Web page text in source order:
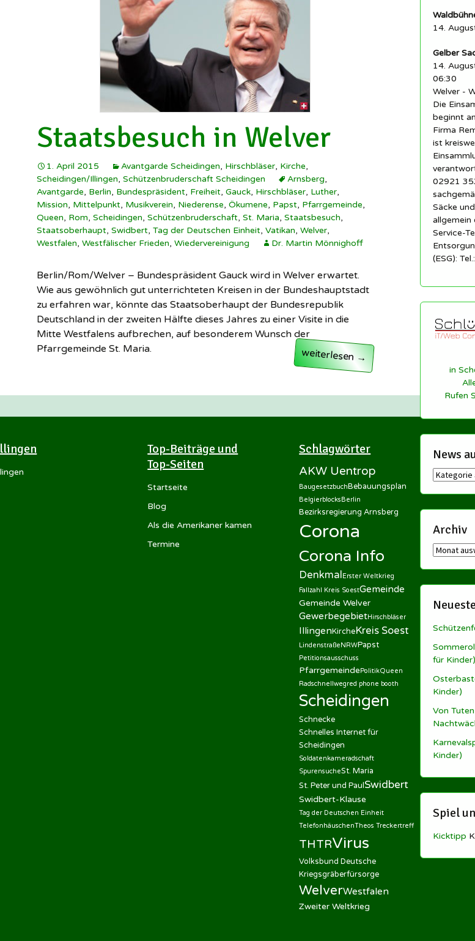
Staatsbesuch in Welver
1. April 2015 Avantgarde Scheidingen, Hirschbläser, Kirche,
Scheidingen/Illingen, Schützenbruderschaft Scheidingen Arnsberg,
Avantgarde, Berlin, Bundespräsident, Freiheit, Gauck, Hirschbläser, Luther,
Mission, Mittelpunkt, Musikverein, Niederense, Ökumene, Papst, Pfarrgemeinde,
Queen, Rom, Scheidingen, Schützenbruderschaft, St. Maria, Staatsbesuch,
Staatsoberhaupt, Swidbert, Tag der Deutschen Einheit, Vatikan, Welver,
Westfalen, Westfälischer Frieden, Wiedervereinigung Dr. Martin Mönnighoff
Berlin/Rom/Welver – Bundespräsident Gauck wird in Welver erwartet.
Wie aus gewöhnlich gut unterrichteten Kreisen in der Bundeshauptstadt
zu erfahren war, könnte das Staatsoberhaupt der Bundesrepublik
Deutschland in der zweiten Hälfte dieses Jahres zu einer Visite in die
Mitte Westfalens aufbrechen, auf besonderem Wunsch der
Pfarrgemeinde St. Maria.
Staatsbesuch in Welver
weiterlesen→
14.
Gelber
14.
06:30
Welver -
Die
beginnt
Firma
ist
02921
Säcke
allgemein
Service-
(ESG):
in
Rufen
News
News
Vereinen
Archiv
Archiv
für Kinder)
Kinder)
Von
Kinder)
Spiel
Kicktipp
Top-Beiträge und
Top-Seiten
Startseite
Blog
Als die Amerikaner kamen
Termine
Schlagwörter
AKW Uentrop
BaugesetzbuchBebauungsplan
BelgierblocksBerlin
Bezirksregierung Arnsberg
Corona
Corona Info
DenkmalErster Weltkrieg
Fallzahl Kreis SoestGemeinde
Gemeinde Welver
GewerbegebietHirschbläser
IllingenKircheKreis Soest
LindenstraßeNRWPapst
Petitionsausschuss
PfarrgemeindePolitikQueen
Radschnellwegred phone booth
Scheidingen
Schnecke
Schnelles Internet für
Scheidingen
Soldatenkameradschaft
SpurensucheSt. Maria
St. Peter und PaulSwidbert
Swidbert-Klause
Tag der Deutschen Einheit
TelefonhäuschenTheos Treckertreff
THTRVirus
Volksbund Deutsche
Kriegsgräberfürsorge
WelverWestfalen
Zweiter Weltkrieg